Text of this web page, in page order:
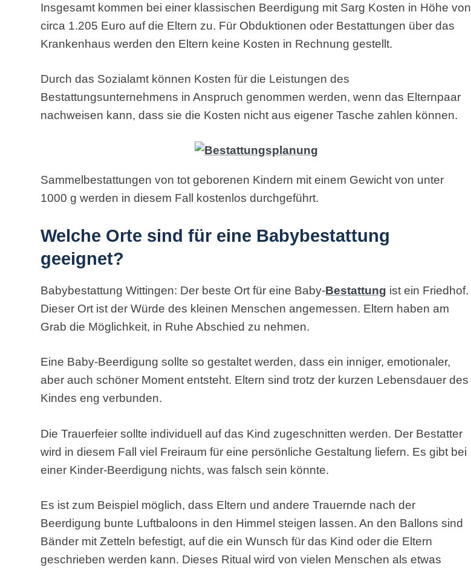
Insgesamt kommen bei einer klassischen Beerdigung mit Sarg Kosten in Höhe von
circa 1.205 Euro auf die Eltern zu. Für Obduktionen oder Bestattungen über das
Krankenhaus werden den Eltern keine Kosten in Rechnung gestellt.
Durch das Sozialamt können Kosten für die Leistungen des
Bestattungsunternehmens in Anspruch genommen werden, wenn das Elternpaar
nachweisen kann, dass sie die Kosten nicht aus eigener Tasche zahlen können.
Sammelbestattungen von tot geborenen Kindern mit einem Gewicht von unter
1000 g werden in diesem Fall kostenlos durchgeführt.
Welche Orte sind für eine Babybestattung
geeignet?
Babybestattung Wittingen: Der beste Ort für eine Baby-Bestattung ist ein Friedhof.
Dieser Ort ist der Würde des kleinen Menschen angemessen. Eltern haben am
Grab die Möglichkeit, in Ruhe Abschied zu nehmen.
Eine Baby-Beerdigung sollte so gestaltet werden, dass ein inniger, emotionaler,
aber auch schöner Moment entsteht. Eltern sind trotz der kurzen Lebensdauer des
Kindes eng verbunden.
Die Trauerfeier sollte individuell auf das Kind zugeschnitten werden. Der Bestatter
wird in diesem Fall viel Freiraum für eine persönliche Gestaltung liefern. Es gibt bei
einer Kinder-Beerdigung nichts, was falsch sein könnte.
Es ist zum Beispiel möglich, dass Eltern und andere Trauernde nach der
Beerdigung bunte Luftbaloons in den Himmel steigen lassen. An den Ballons sind
Bänder mit Zetteln befestigt, auf die ein Wunsch für das Kind oder die Eltern
geschrieben werden kann. Dieses Ritual wird von vielen Menschen als etwas